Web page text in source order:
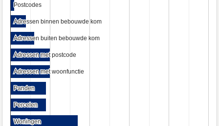
Postcodes
Postcodes
Adressen binnen bebouwde kom
Adressen binnen bebouwde kom
Adressen buiten bebouwde kom
Adressen buiten bebouwde kom
Adressen met postcode
Adressen met postcode
Adressen met woonfunctie
Adressen met woonfunctie
Panden
Panden
Percelen
Percelen
Woningen
Woningen